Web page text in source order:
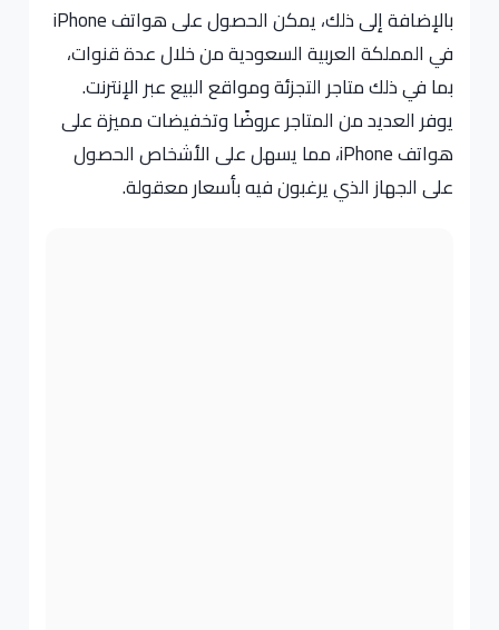
بالإضافة إلى ذلك، يمكن الحصول على هواتف iPhone
في المملكة العربية السعودية من خلال عدة قنوات،
بما في ذلك متاجر التجزئة ومواقع البيع عبر الإنترنت.
يوفر العديد من المتاجر عروضًا وتخفيضات مميزة على
هواتف iPhone، مما يسهل على الأشخاص الحصول
على الجهاز الذي يرغبون فيه بأسعار معقولة.